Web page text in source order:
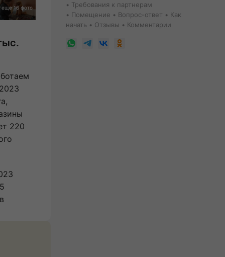
еще 16 фото
220
Требования к партнерам
Помещение
Вопрос-ответ
Как
начать
Отзывы Комментарии